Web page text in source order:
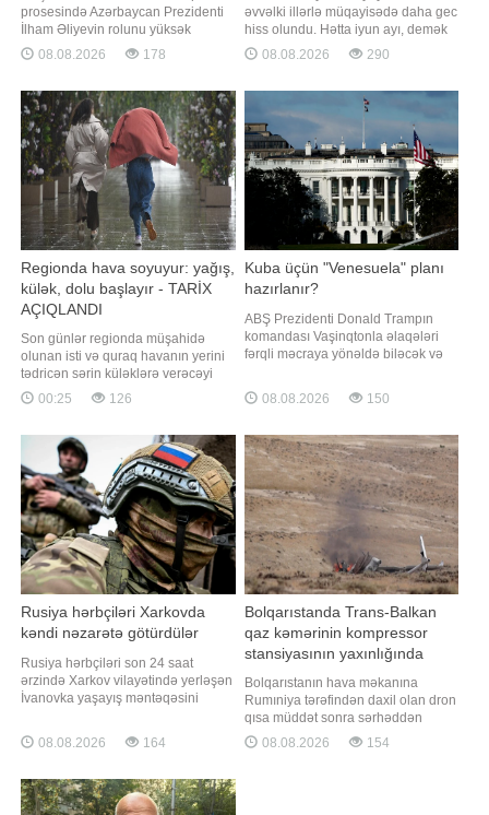
prosesində Azərbaycan Prezidenti
İlham Əliyevin rolunu yüksək
qiymətləndirib. "Report" xəbər verir
ki, ABŞ Prezidenti bu barədə
danışığı zamanı bildirib. Telefon
danışığı zamanı 2025-ci il avqustun
8-də Vaşinqtonda keçirilmiş v
08.08.2026 178
əvvəlki illərlə müqayisədə daha gec
hiss olundu. Hətta iyun ayı, demək
olar, sərin və yağışlı keçdi. Bildirilir
ki, belə olduğu halda yay mövsümü
mövsümü uzanacaqmı? Yaxın
aylarda hava durumu necə olacaq?.
-a danışan "Səma və Eko"
08.08.2026 290
Regionda hava soyuyur: yağış,
külək, dolu başlayır - TARİX
AÇIQLANDI
Son günlər regionda müşahidə
olunan isti və quraq havanın yerini
tədricən sərin küləklərə verəcəyi
gözlənilir. xəbər verir ki, hava tətbiqi
proqramlarında Bakıda növbəti
düşəcəyi qeyd edilir. Xüsusilə gələn
həftənin sonu iki gün yağış
yağacağı proqnozlaşdırılır. Bunda
00:25 126
Kuba üçün "Venesuela" planı
hazırlanır?
ABŞ Prezidenti Donald Trampın
komandası Vaşinqtonla əlaqələri
fərqli məcraya yönəldə biləcək və
biləcək fəaliyyətdəki və ya sabiq
Kuba rəsmisinin axtarışındadır.
York Times" nəşri öz mənbələrinə
istinadən məlumat yayıb. Məlumat
08.08.2026 150
Rusiya hərbçiləri Xarkovda
kəndi nəzarətə götürdülər
Rusiya hərbçiləri son 24 saat
ərzində Xarkov vilayətində yerləşən
İvanovka yaşayış məntəqəsini
bu barədə Rusiyanın Müdafiə
Nazirliyi məlumat yayıb. Xatırladaq
müharibə 2022-ci ilin fevralından
bəri davam edir
08.08.2026 164
Bolqarıstanda Trans-Balkan
qaz kəmərinin kompressor
stansiyasının yaxınlığında
dron partlayıb
Bolqarıstanın hava məkanına
Rumıniya tərəfindən daxil olan dron
qısa müddət sonra sərhəddən
təxminən 100 metr kənarda
partlayıb. "Report" Bolqarıstan
08.08.2026 154